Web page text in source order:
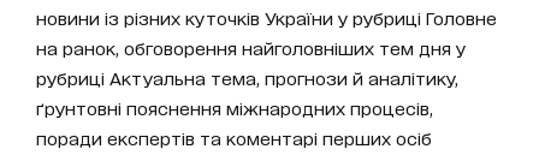
новини із різних куточків України у рубриці Головне
на ранок, обговорення найголовніших тем дня у
рубриці Актуальна тема, прогнози й аналітику,
ґрунтовні пояснення міжнародних процесів,
поради експертів та коментарі перших осіб